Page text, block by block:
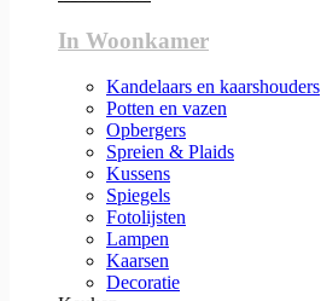
In Woonkamer
Kandelaars en kaarshouders
Potten en vazen
Opbergers
Spreien & Plaids
Kussens
Spiegels
Fotolijsten
Lampen
Kaarsen
Decoratie